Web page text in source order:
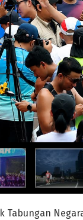
Tabungan